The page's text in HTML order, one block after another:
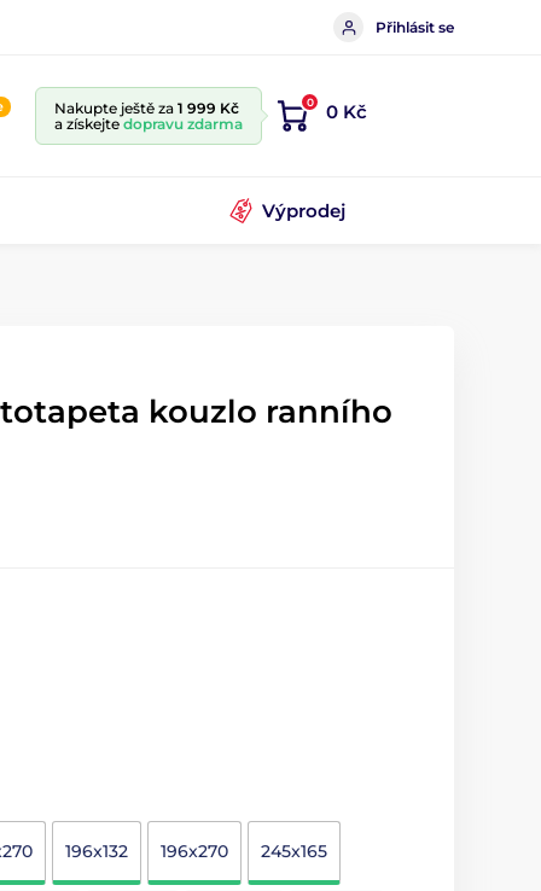
Přihlásit se
Nakupte ještě za 1 999 Kč
a získejte dopravu zdarma
0 0 Kč
Výprodej
kouzlo ranního
196x132 196x270 245x165